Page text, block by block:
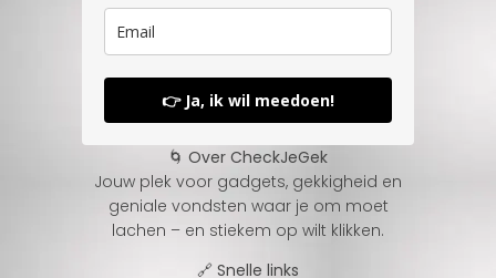
👉 Ja, ik wil meedoen!
🌀 Over CheckJeGek
Jouw plek voor gadgets, gekkigheid en
geniale vondsten waar je om moet
lachen – en stiekem op wilt klikken.
🔗 Snelle links